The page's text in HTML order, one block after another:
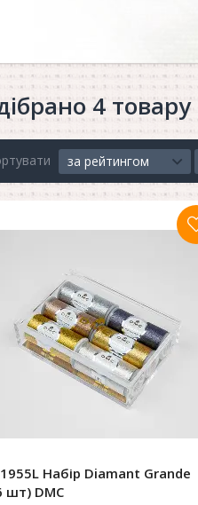
4 товару
за рейтингом
Набір Diamant Grande
шт) DMC